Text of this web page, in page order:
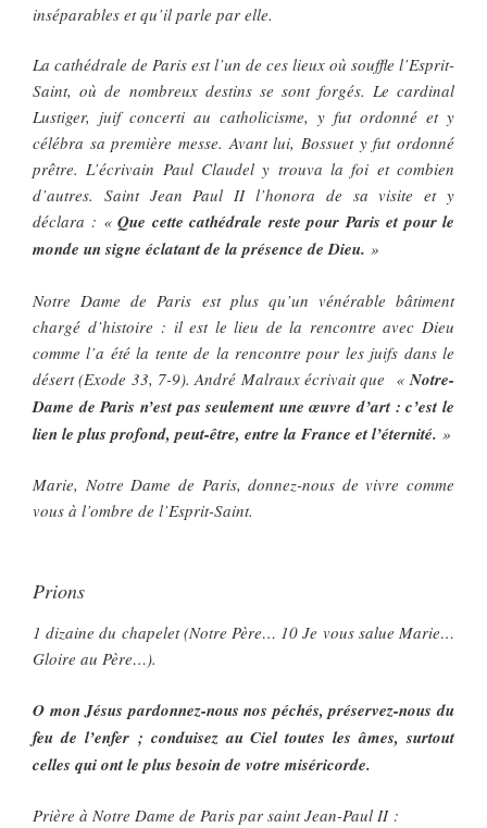
inséparables et qu’il parle par elle.
La cathédrale de Paris est l’un de ces lieux où souffle l’Esprit-
Saint, où de nombreux destins se sont forgés. Le cardinal
Lustiger, juif concerti au catholicisme, y fut ordonné et y
célébra sa première messe. Avant lui, Bossuet y fut ordonné
prêtre. L’écrivain Paul Claudel y trouva la foi et combien
d’autres. Saint Jean Paul II l’honora de sa visite et y
déclara : «Que cette cathédrale reste pour Paris et pour le
monde un signe éclatant de la présence de Dieu. »
Notre Dame de Paris est plus qu’un vénérable bâtiment
chargé d’histoire : il est le lieu de la rencontre avec Dieu
comme l’a été la tente de la rencontre pour les juifs dans le
désert (Exode 33, 7-9). André Malraux écrivait que « Notre-
Dame de Paris n’est pas seulement une œuvre d’art : c’est le
lien le plus profond, peut-être, entre la France et l’éternité. »
Marie, Notre Dame de Paris, donnez-nous de vivre comme
vous à l’ombre de l’Esprit-Saint.
Prions
1 dizaine du chapelet (Notre Père… 10 Je vous salue Marie…
Gloire au Père…).
O mon Jésus pardonnez-nous nos péchés, préservez-nous du
feu de l’enfer ; conduisez au Ciel toutes les âmes, surtout
celles qui ont le plus besoin de votre miséricorde.
Prière à Notre Dame de Paris par saint Jean-Paul II :